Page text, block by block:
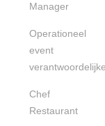
Manager
Operationeel
event
Chef
Restaurant